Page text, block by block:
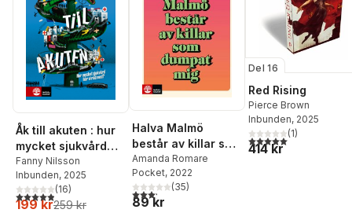
Åk till akuten : hur
mycket sjukvård
har vi råd med?
Fanny Nilsson
Inbunden, 2025
4,9utav 5 stjärnor. Totalt antal röster:
(16)
199 kr259 kr
Halva Malmö
består av killar som
dumpat mig
Amanda Romare
Pocket, 2022
3,2utav 5 stjärnor. Totalt antal röster:
(35)
89 kr
Del 16
Red Rising
Pierce Brown
Inbunden, 2025
5,0utav 5 stjärnor.
(1)
414 kr